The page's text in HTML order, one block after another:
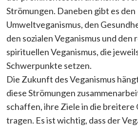
Strömungen. Daneben gibt es den
Umweltveganismus, den
den sozialen Veganismus und den
spirituellen Veganismus, die
Schwerpunkte setzen.
Die Zukunft des Veganismus
diese Strömungen
schaffen, ihre Ziele in die breitere
tragen. Es ist wichtig, dass der